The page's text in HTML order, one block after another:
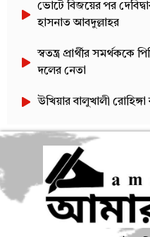
ভোটে বিজয়ের পর
হাসনাত আবদুল্লাহর
স্বতন্ত্র প্রার্থীর সমর্থককে
দলের নেতা
উখিয়ার বালুখালী